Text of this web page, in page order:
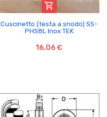

Cuscinetto (testa a snodo) SS-
PHS8L Inox TEK
16,06 €